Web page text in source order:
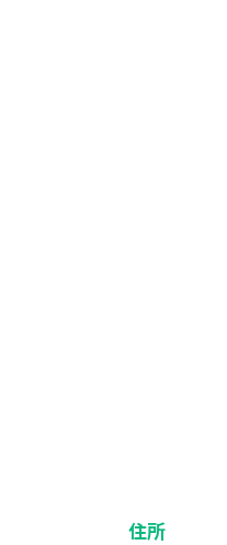
住所